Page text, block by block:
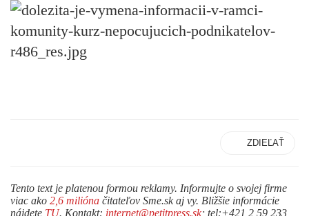
ZDIEĽAŤ
Tento text je platenou formou reklamy. Informujte o svojej firme
viac ako 2,6 milióna čitateľov Sme.sk aj vy. Bližšie informácie
nájdete TU. Kontakt: internet@petitpress.sk; tel:+421 2 59 233